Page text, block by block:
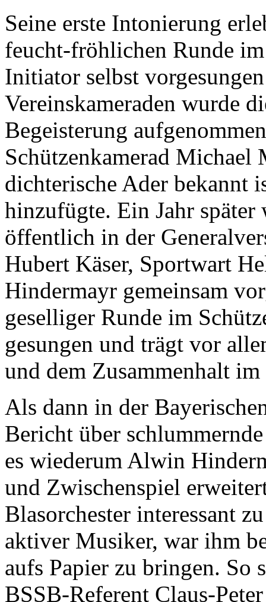
Seine erste Intonierung
feucht-fröhlichen Runde
Initiator selbst
Vereinskameraden wurde
Begeisterung
Schützenkamerad Michael
dichterische Ader bekannt
hinzufügte. Ein Jahr später
öffentlich in der
Hubert Käser, Sportwart
Hindermayr gemeinsam
geselliger Runde im
gesungen und trägt vor
und dem Zusammenhalt
Als dann in der
Bericht über
es wiederum Alwin
und Zwischenspiel
Blasorchester interessant
aktiver Musiker, war ihm
aufs Papier zu bringen. So
BSSB-Referent Claus-